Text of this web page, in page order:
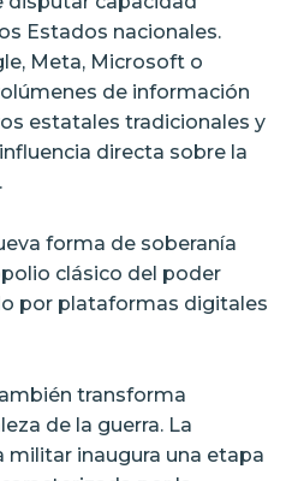
Estados nacionales.
Meta, Microsoft o
de información
estatales tradicionales y
directa sobre la
forma de soberanía
clásico del poder
por plataformas digitales
transforma
de la guerra. La
inaugura una etapa